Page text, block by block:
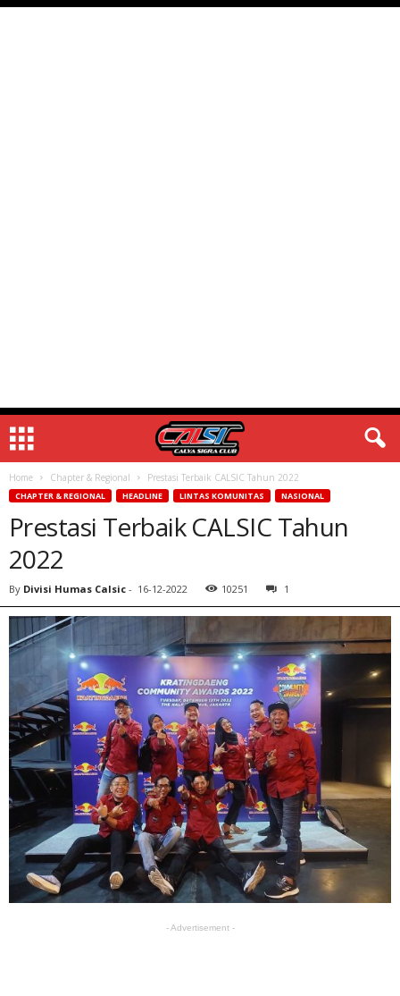
Home Chapter & Regional Prestasi Terbaik CALSIC Tahun 2022
CHAPTER & REGIONAL HEADLINE LINTAS KOMUNITAS NASIONAL
Prestasi Terbaik CALSIC Tahun
2022
By Divisi Humas Calsic - 16-12-2022 10251 1
- Advertisement -